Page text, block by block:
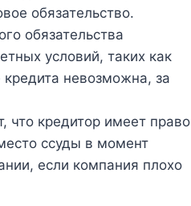
обязательство.
обязательства
условий, таких как
невозможна, за
что кредитор имеет право
ссуды в момент
если компания плохо